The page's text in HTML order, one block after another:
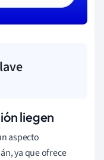
liegen
aspecto
ya que ofrece